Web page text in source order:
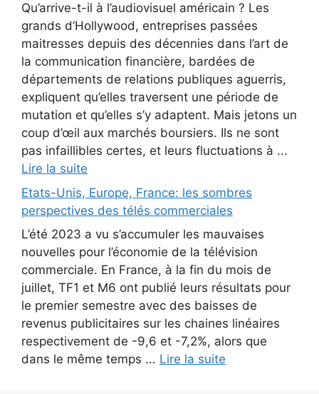
Qu’arrive-t-il à l’audiovisuel américain ? Les
grands d’Hollywood, entreprises passées
maitresses depuis des décennies dans l’art de
la communication financière, bardées de
départements de relations publiques aguerris,
expliquent qu’elles traversent une période de
mutation et qu’elles s’y adaptent. Mais jetons un
coup d’œil aux marchés boursiers. Ils ne sont
pas infaillibles certes, et leurs fluctuations à ...
Lire la suite
Etats-Unis, Europe, France: les sombres
perspectives des télés commerciales
L’été 2023 a vu s’accumuler les mauvaises
nouvelles pour l’économie de la télévision
commerciale. En France, à la fin du mois de
juillet, TF1 et M6 ont publié leurs résultats pour
le premier semestre avec des baisses de
revenus publicitaires sur les chaines linéaires
respectivement de -9,6 et -7,2%, alors que
dans le même temps ... Lire la suite